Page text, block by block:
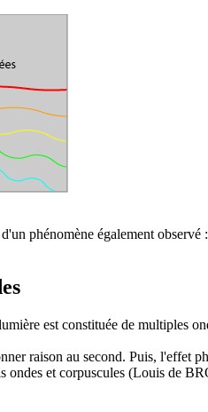
phénomène également
est constituée de multiples
raison au second. Puis, l'effet
ondes et corpuscules (Louis de